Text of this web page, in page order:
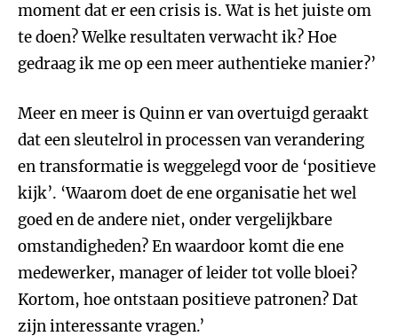
moment dat er een crisis is. Wat is het juiste om
te doen? Welke resultaten verwacht ik? Hoe
gedraag ik me op een meer authentieke manier?’
Meer en meer is Quinn er van overtuigd geraakt
dat een sleutelrol in processen van verandering
en transformatie is weggelegd voor de ‘positieve
kijk’. ‘Waarom doet de ene organisatie het wel
goed en de andere niet, onder vergelijkbare
omstandigheden? En waardoor komt die ene
medewerker, manager of leider tot volle bloei?
Kortom, hoe ontstaan positieve patronen? Dat
zijn interessante vragen.’